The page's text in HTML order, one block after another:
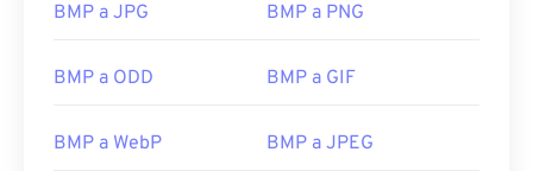
BMP a JPG BMP a PNG
BMP a ODD BMP a GIF
BMP a WebP BMP a JPEG